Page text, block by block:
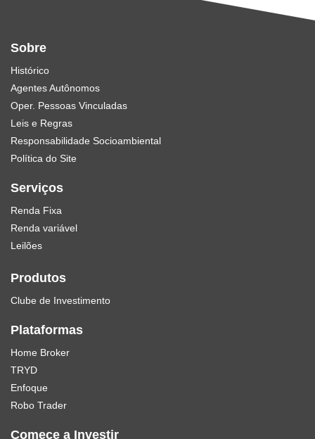
Sobre
Histórico
Agentes Autônomos
Oper. Pessoas Vinculadas
Leis e Regras
Responsabilidade Socioambiental
Política do Site
Serviços
Renda Fixa
Renda variável
Leilões
Produtos
Clube de Investimento
Plataformas
Home Broker
TRYD
Enfoque
Robo Trader
Comece a Investir